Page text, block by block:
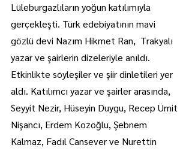
Lüleburgazlıların yoğun katılımıyla
gerçekleşti. Türk edebiyatının mavi
gözlü devi Nazım Hikmet Ran,  Trakyalı
yazar ve şairlerin dizeleriyle anıldı.
Etkinlikte söyleşiler ve şiir dinletileri yer
aldı. Katılımcı yazar ve şairler arasında,
Seyyit Nezir, Hüseyin Duygu, Recep Ümit
Nişancı, Erdem Kozoğlu, Şebnem
Kalmaz, Fadıl Cansever ve Nurettin